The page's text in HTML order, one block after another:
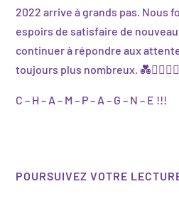
2022 arrive à grands pas. Nous
espoirs de satisfaire de
continuer à répondre aux
toujours plus nombreux.
C – H – A – M – P – A – G – N – E !!!
POURSUIVEZ VOTRE